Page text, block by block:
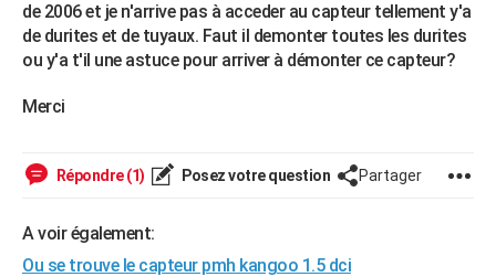
Forum
Aménagement intérieur
Extérieur
Cuisine
Salle de bains
Jardinage
Rangement
WEEK-END
Guides de France
Escapades
Patrimoine
Expositions
Musées
Week-end nature
+LIFESTYLE
Art de vivre
Bien-être
Loisirs
Mode
Modes de vie
SANTE
GUIDES D'ACHAT
de 2006 et je n'arrive pas à acceder au capteur tellement y'a
de durites et de tuyaux. Faut il demonter toutes les durites
ou y'a t'il une astuce pour arriver à démonter ce capteur?
Merci
Répondre (1) Posez votre question Partager
A voir également:
Ou se trouve le capteur pmh kangoo 1.5 dci